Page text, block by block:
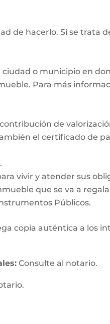
de hacerlo. Si se trata
o municipio en
Para más
de
el certificado de
vivir y atender sus
que se va a
Públicos.
copia auténtica a los
Consulte al notario.